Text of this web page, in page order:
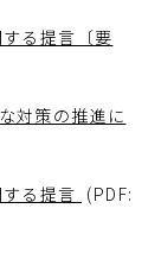
る提言〔要
対策の推進に
る提言 (PDF: